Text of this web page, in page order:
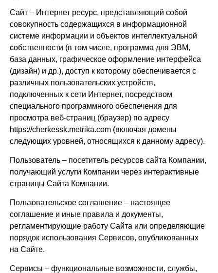
Сайт – Интернет ресурс, представляющий собой
совокупность содержащихся в информационной
системе информации и объектов интеллектуальной
собственности (в том числе, программа для ЭВМ,
база данных, графическое оформление интерфейса
(дизайн) и др.), доступ к которому обеспечивается с
различных пользовательских устройств,
подключенных к сети Интернет, посредством
специального программного обеспечения для
просмотра веб-страниц (браузер) по адресу
https://cherkessk.metrika.com (включая домены
следующих уровней, относящихся к данному адресу).
Пользователь – посетитель ресурсов сайта Компании,
получающий услуги Компании через интерактивные
страницы Сайта Компании.
Пользовательское соглашение – настоящее
соглашение и иные правила и документы,
регламентирующие работу Сайта или определяющие
порядок использования Сервисов, опубликованных
на Сайте.
Сервисы – функциональные возможности, службы,